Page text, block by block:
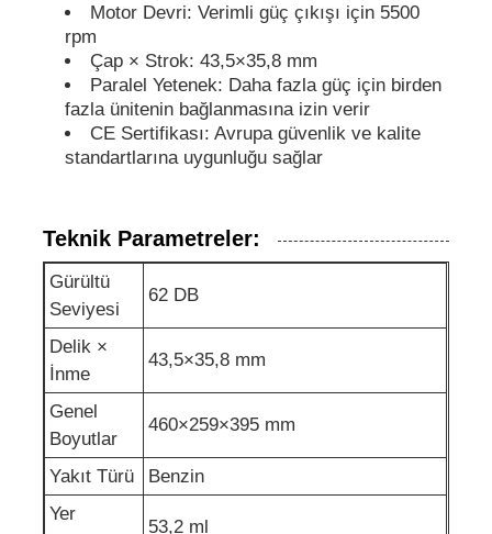
Açık Çerçeve Jeneratörü
ses geçirmez jeneratör seti
Ev Tipi Jeneratör
Kanopi Jeneratör Seti
Düşük gürültü jeneratörü
Jeneratör Bakımı
Kaynak Jeneratör Seti
jeneratör motor
Motor Devri: Verimli güç çıkışı için 5500
rpm
Çap × Strok: 43,5×35,8 mm
Paralel Yetenek: Daha fazla güç için birden
fazla ünitenin bağlanmasına izin verir
CE Sertifikası: Avrupa güvenlik ve kalite
standartlarına uygunluğu sağlar
Teknik Parametreler:
Gürültü
Seviyesi
62 DB
Delik ×
İnme
43,5×35,8 mm
Genel
Boyutlar
460×259×395 mm
Yakıt Türü
Benzin
Yer
53,2 ml